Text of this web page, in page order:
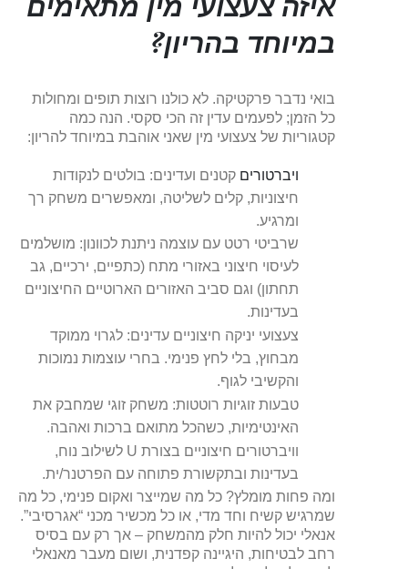
במיוחד בהריון?
בואי נדבר פרקטיקה. לא כולנו רוצות תופים ומחולות
כל הזמן; לפעמים עדין זה הכי סקסי. הנה כמה
קטגוריות של צעצועי מין שאני אוהבת במיוחד להריון:
ויברטורים קטנים ועדינים: בולטים לנקודות
חיצוניות, קלים לשליטה, ומאפשרים משחק רך
ומרגיע.
שרביטי רטט עם עוצמה ניתנת לכוונון: מושלמים
לעיסוי חיצוני באזורי מתח (כתפיים, ירכיים, גב
תחתון) וגם סביב האזורים הארוטיים החיצוניים
בעדינות.
צעצועי יניקה חיצוניים עדינים: לגרוי ממוקד
מבחוץ, בלי לחץ פנימי. בחרי עוצמות נמוכות
והקשיבי לגוף.
טבעות זוגיות רוטטות: משחק זוגי שמחבק את
האינטימיות, כשהכל מתואם ברכות ואהבה.
וויברטורים חיצוניים בצורת U לשילוב נוח,
בעדינות ובתקשורת פתוחה עם הפרטנר/ית.
ומה פחות מומלץ? כל מה שמייצר ואקום פנימי, כל מה
שמרגיש קשיח וחד מדי, או כל מכשיר מכני “אגרסיבי”.
אנאלי יכול להיות חלק מהמשחק – אך רק עם בסיס
רחב לבטיחות, היגיינה קפדנית, ושום מעבר מאנאלי